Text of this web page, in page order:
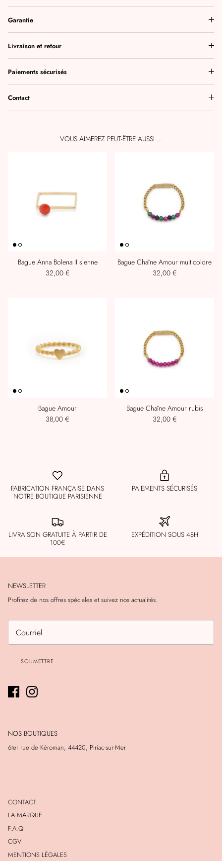
Garantie
Livraison et retour
Paiements sécurisés
Contact
VOUS AIMEREZ PEUT-ÊTRE AUSSI ...
Bague Anna Bolena II sienne
32,00 €
Bague Chaîne Amour multicolore
32,00 €
Bague Amour
38,00 €
Bague Chaîne Amour rubis
32,00 €
FABRICATION FRANÇAISE DANS
NOTRE BOUTIQUE PARISIENNE
PAIEMENTS SÉCURISÉS
LIVRAISON GRATUITE À PARTIR DE
100€
EXPÉDITION SOUS 48H
NEWSLETTER
Profitez de nos offres spéciales et suivez nos actualités.
SOUMETTRE
NOS BOUTIQUES
6ter rue de Kéroman, 44420, Piriac-sur-Mer
CONTACT
LA MARQUE
F.A.Q
CGV
MENTIONS LÉGALES